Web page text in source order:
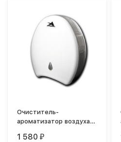
Очиститель-
ароматизатор воздуха
1 580 ₽